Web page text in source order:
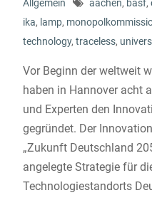
Allgemein
aachen, basf,
ika, lamp,
technology, traceless,
Vor Beginn der weltweit
haben in Hannover acht
und Experten den
gegründet. Der
„Zukunft Deutschland
angelegte Strategie für
Technologiestandorts